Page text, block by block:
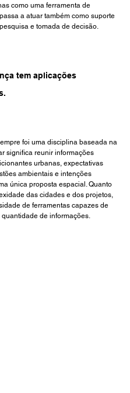
como uma ferramenta de
a atuar também como suporte
e tomada de decisão.
tem aplicações
foi uma disciplina baseada na
significa reunir informações
urbanas, expectativas
ambientais e intenções
única proposta espacial. Quanto
das cidades e dos projetos,
de ferramentas capazes de
quantidade de informações.